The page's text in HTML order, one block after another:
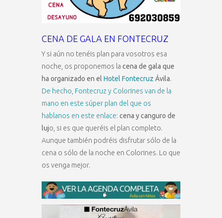
CENA DE GALA EN FONTECRUZ
Y si aún no tenéis plan para vosotros esa
noche, os proponemos la cena de gala que
ha organizado en el Hotel Fontecruz Ávila.
De hecho, Fontecruz y Colorines van de la
mano en este súper plan del que os
hablanos en este enlace: cena y canguro de
lujo, si es que queréis el plan completo.
Aunque también podréis disfrutar sólo de la
cena o sólo de la noche en Colorines. Lo que
os venga mejor.